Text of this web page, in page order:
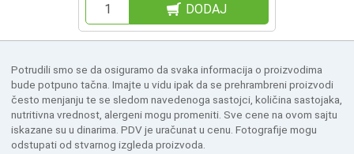
DODAJ
Potrudili smo se da osiguramo da svaka informacija o proizvodima
bude potpuno tačna. Imajte u vidu ipak da se prehrambreni proizvodi
često menjanju te se sledom navedenoga sastojci, količina sastojaka,
nutritivna vrednost, alergeni mogu promeniti. Sve cene na ovom sajtu
iskazane su u dinarima. PDV je uračunat u cenu. Fotografije mogu
odstupati od stvarnog izgleda proizvoda.